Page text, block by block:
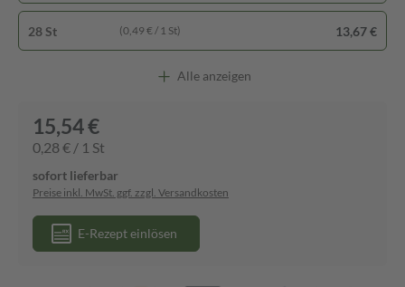
28 St (0,49 € / 1 St) 13,67 €
Alle anzeigen
15,54 €
0,28 € / 1 St
sofort lieferbar
Preise inkl. MwSt. ggf. zzgl. Versandkosten
E-Rezept einlösen